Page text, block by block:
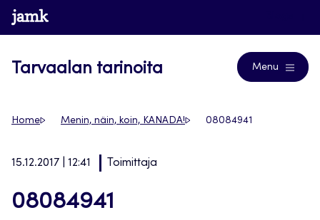
Siirry
suoraan
www.jamk.fi
Tarvaalan tarinoita Menu
Home Menin, näin, koin, KANADA! 08084941
15.12.2017 | 12:41 Toimittaja
08084941